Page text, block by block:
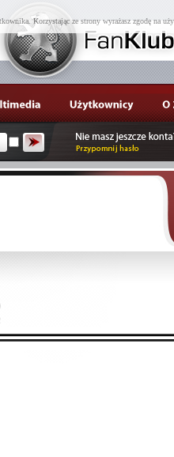
Korzystając ze strony wyrażasz zgodę na